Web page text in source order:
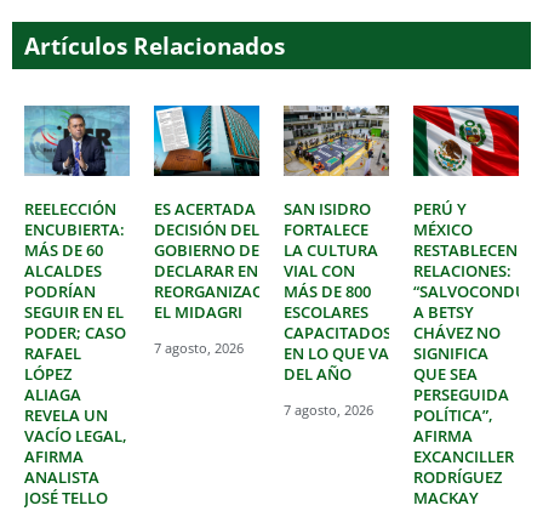
Artículos Relacionados
REELECCIÓN
ENCUBIERTA:
MÁS DE 60
ALCALDES
PODRÍAN
SEGUIR EN EL
PODER; CASO
RAFAEL
LÓPEZ
ALIAGA
REVELA UN
VACÍO LEGAL,
AFIRMA
ANALISTA
JOSÉ TELLO
ES ACERTADA
DECISIÓN DEL
GOBIERNO DE
DECLARAR EN
REORGANIZACIÓN
EL MIDAGRI
7 agosto, 2026
SAN ISIDRO
FORTALECE
LA CULTURA
VIAL CON
MÁS DE 800
ESCOLARES
CAPACITADOS
EN LO QUE VA
DEL AÑO
7 agosto, 2026
PERÚ Y
MÉXICO
RESTABLECEN
RELACIONES:
A BETSY
CHÁVEZ NO
SIGNIFICA
QUE SEA
PERSEGUIDA
POLÍTICA”,
AFIRMA
EXCANCILLER
RODRÍGUEZ
MACKAY